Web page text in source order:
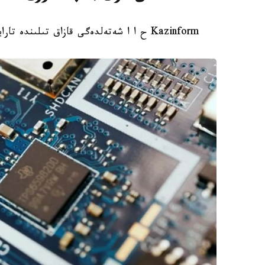
Kazinform ح ا ا شەتەلدەگى قازاق تىلىندە تارايتىن اقپارات كوزدەرىنە اپتالىق شولۋىن ۇسىنادى.